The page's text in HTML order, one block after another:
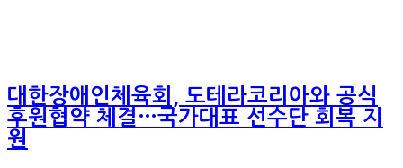
대한장애인체육회, 도테라코리아와 공식
후원협약 체결…국가대표 선수단 회복 지
원